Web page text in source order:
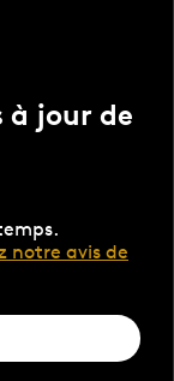
à jour de
notre avis de